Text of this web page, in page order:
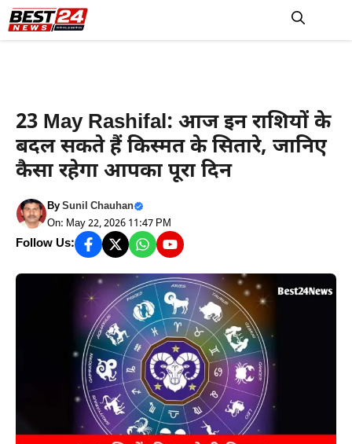
Skip
to
23 May Rashifal: आज इन राशियों के
बदल सकते हैं किस्मत के सितारे, जानिए
कैसा रहेगा आपका पूरा दिन
BySunil Chauhan
On: May 22, 2026 11:47 PM
Follow Us: